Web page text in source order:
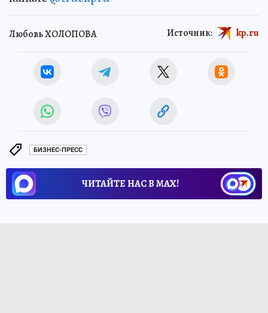
Любовь ХОЛОПОВА Источник: kp.ru
БИЗНЕС-ПРЕСС
ЧИТАЙТЕ НАС В МАХ!